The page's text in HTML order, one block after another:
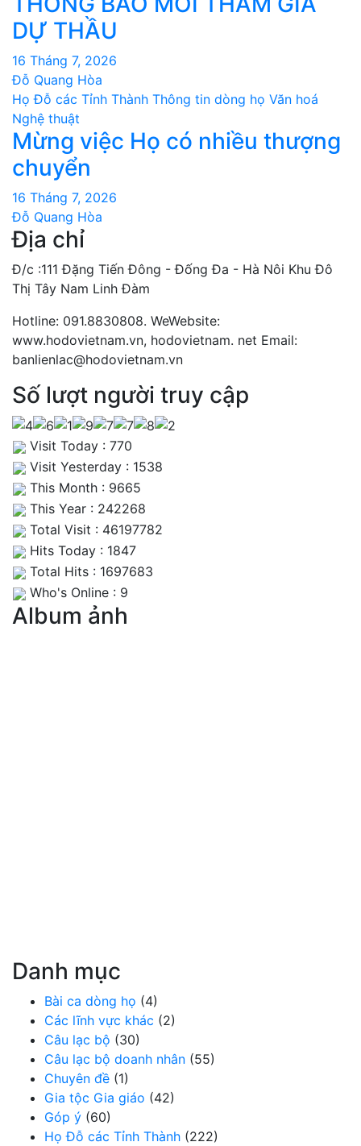
DỰ THẦU
16 Tháng 7, 2026
Đỗ Quang Hòa
Họ Đỗ các Tỉnh Thành Thông tin dòng họ Văn hoá
Nghệ thuật
Mừng việc Họ có nhiều thượng
chuyển
16 Tháng 7, 2026
Đỗ Quang Hòa
Địa chỉ
Đ/c :111 Đặng Tiến Đông - Đống Đa - Hà Nôi Khu Đô
Thị Tây Nam Linh Đàm
Hotline: 091.8830808. WeWebsite:
www.hodovietnam.vn, hodovietnam. net Email:
banlienlac@hodovietnam.vn
Số lượt người truy cập
Visit Today : 770
Visit Yesterday : 1538
This Month : 9665
This Year : 242268
Total Visit : 46197782
Hits Today : 1847
Total Hits : 1697683
Who's Online : 9
Album ảnh
Danh mục
Bài ca dòng họ (4)
Các lĩnh vực khác (2)
Câu lạc bộ (30)
Câu lạc bộ doanh nhân (55)
Chuyên đề (1)
Gia tộc Gia giáo (42)
Góp ý (60)
Họ Đỗ các Tỉnh Thành (222)